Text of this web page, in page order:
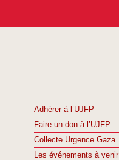
Adhérer à l’UJFP
Faire un don à l’UJFP
Collecte Urgence Gaza
Les événements à venir